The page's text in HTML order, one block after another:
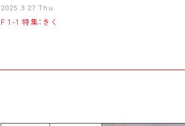
2025.3.27 Thu
F 1-1 特集：きく